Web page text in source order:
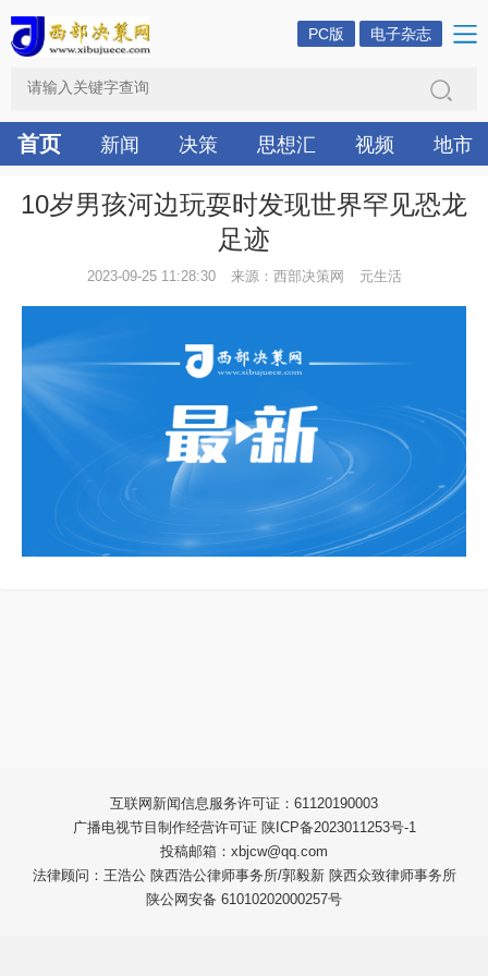
PC版 电子杂志
首页 新闻 决策 思想汇 视频 地市
10岁男孩河边玩耍时发现世界罕见恐龙
足迹
2023-09-25 11:28:30 来源：西部决策网 元生活
互联网新闻信息服务许可证：61120190003
广播电视节目制作经营许可证 陕ICP备2023011253号-1
投稿邮箱：xbjcw@qq.com
法律顾问：王浩公 陕西浩公律师事务所/郭毅新 陕西众致律师事务所
陕公网安备 61010202000257号